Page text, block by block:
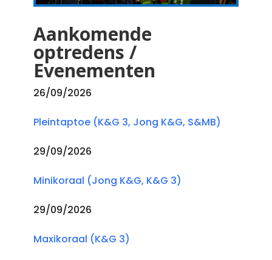
Aankomende
optredens /
Evenementen
26/09/2026
Pleintaptoe (K&G 3, Jong K&G, S&MB)
29/09/2026
Minikoraal (Jong K&G, K&G 3)
29/09/2026
Maxikoraal (K&G 3)